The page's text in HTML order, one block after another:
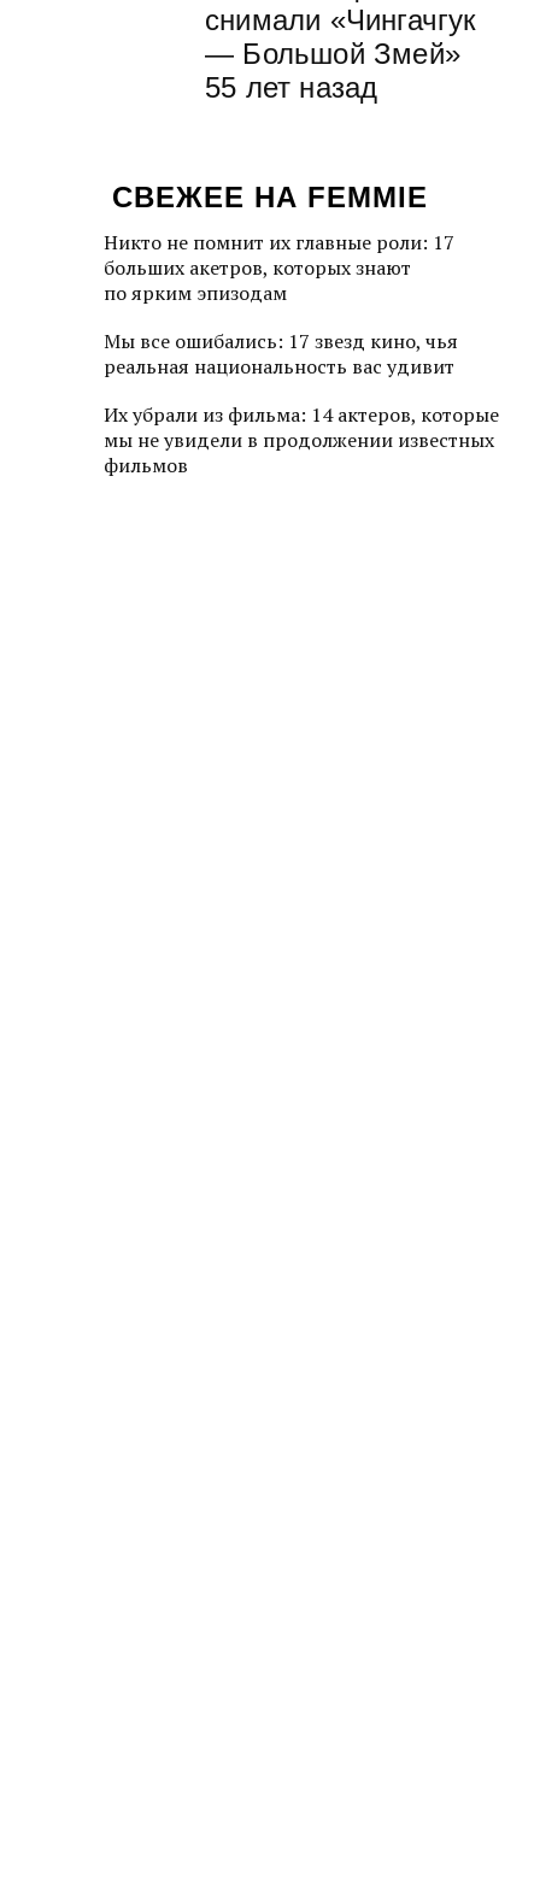
снимали «Чингачгук
— Большой Змей»
55 лет назад
СВЕЖЕЕ НА FEMMIE
Никто не помнит их главные роли: 17
больших акетров, которых знают
по ярким эпизодам
Мы все ошибались: 17 звезд кино, чья
реальная национальность вас удивит
Их убрали из фильма: 14 актеров, которые
мы не увидели в продолжении известных
фильмов